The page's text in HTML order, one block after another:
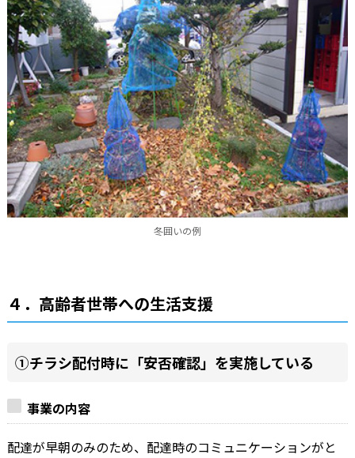
冬囲いの例
４．高齢者世帯への生活支援
①チラシ配付時に「安否確認」を実施している
事業の内容
配達が早朝のみのため、配達時のコミュニケーションがと